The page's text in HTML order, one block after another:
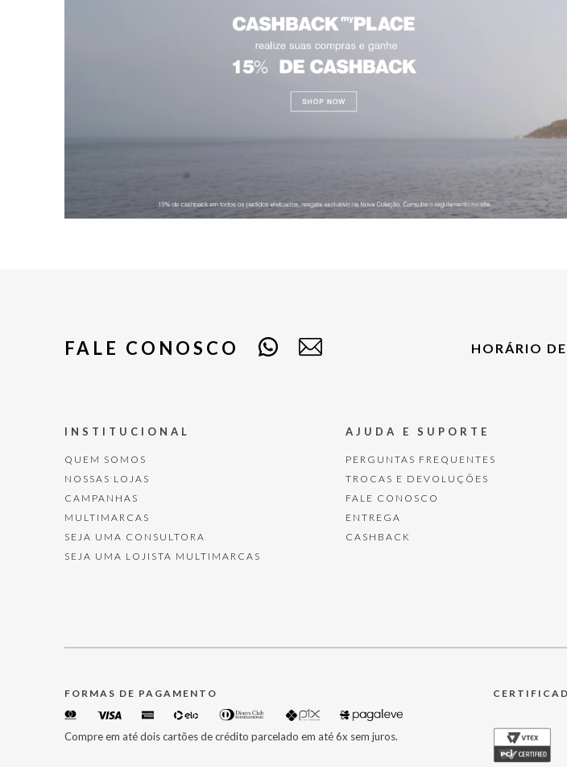
FALE CONOSCO HORÁRIO
INSTITUCIONAL
QUEM SOMOS
NOSSAS LOJAS
CAMPANHAS
MULTIMARCAS
SEJA UMA CONSULTORA
SEJA UMA LOJISTA MULTIMARCAS
AJUDA E SUPORTE
PERGUNTAS FREQUENTES
TROCAS E DEVOLUÇÕES
FALE CONOSCO
ENTREGA
CASHBACK
FORMAS DE PAGAMENTO
Compre em até dois cartões de crédito parcelado em até 6x sem juros.